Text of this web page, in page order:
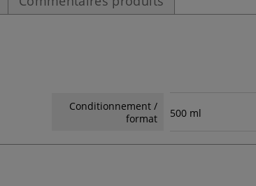
Conditionnement /
format
500 ml